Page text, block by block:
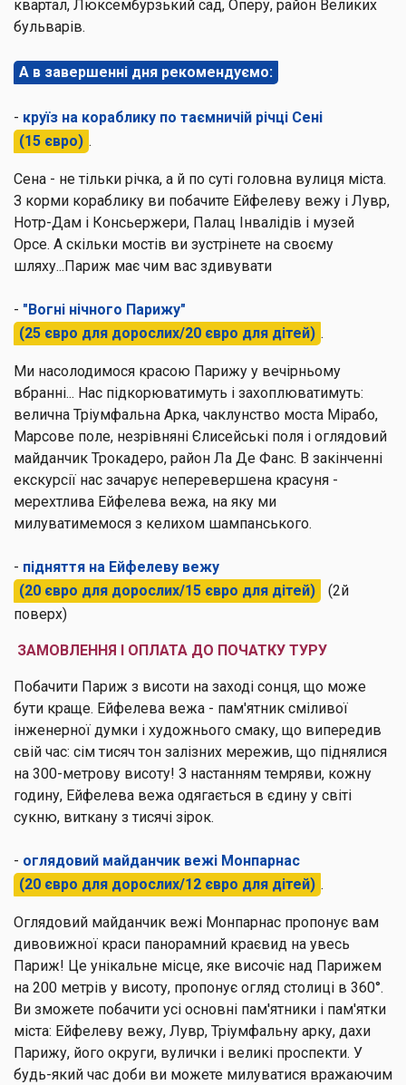
квартал, Люксембурзький сад, Оперу, район Великих
бульварів.
А в завершенні дня рекомендуємо:
- круїз на кораблику по таємничій річці Сені
(15 євро) .
Сена - не тільки річка, а й по суті головна вулиця міста.
З корми кораблику ви побачите Ейфелеву вежу і Лувр,
Нотр-Дам і Консьержери, Палац Інвалідів і музей
Орсе. А скільки мостів ви зустрінете на своєму
шляху...Париж має чим вас здивувати
- "Вогні нічного Парижу"
(25 євро для дорослих/20 євро для дітей) .
Ми насолодимося красою Парижу у вечірньому
вбранні... Нас підкорюватимуть і захоплюватимуть:
велична Тріумфальна Арка, чаклунство моста Мірабо,
Марсове поле, незрівняні Єлисейські поля і оглядовий
майданчик Трокадеро, район Ла Де Фанс. В закінченні
екскурсії нас зачарує неперевершена красуня -
мерехтлива Ейфелева вежа, на яку ми
милуватимемося з келихом шампанського.
- підняття на Ейфелеву вежу
(20 євро для дорослих/15 євро для дітей)
(2й
поверх)
ЗАМОВЛЕННЯ І ОПЛАТА ДО ПОЧАТКУ ТУРУ
Побачити Париж з висоти на заході сонця, що може
бути краще. Ейфелева вежа - пам'ятник сміливої
інженерної думки і художнього смаку, що випередив
свій час: сім тисяч тон залізних мережив, що піднялися
на 300-метрову висоту! З настанням темряви, кожну
годину, Ейфелева вежа одягається в єдину у світі
сукню, виткану з тисячі зірок.
- оглядовий майданчик вежі Монпарнас
(20 євро для дорослих/12 євро для дітей) .
Оглядовий майданчик вежі Монпарнас пропонує вам
дивовижної краси панорамний краєвид на увесь
Париж! Це унікальне місце, яке височіє над Парижем
на 200 метрів у висоту, пропонує огляд столиці в 360°.
Ви зможете побачити усі основні пам'ятники і пам'ятки
міста: Ейфелеву вежу, Лувр, Тріумфальну арку, дахи
Парижу, його округи, вулички і великі проспекти. У
будь-який час доби ви можете милуватися вражаючим